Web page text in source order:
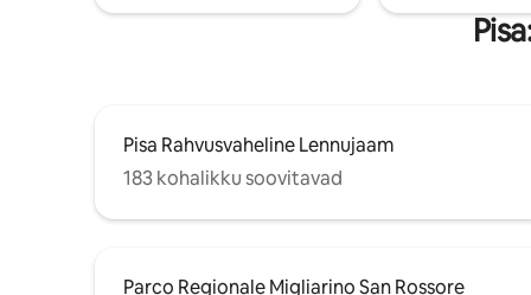
Pisa Rahvusvaheline Lennujaam
183 kohalikku soovitavad
Parco Regionale Migliarino San Rossore